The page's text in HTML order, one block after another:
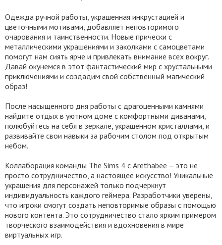
Одежда ручной работы, украшенная инкрустацией и
цветочными мотивами, добавляет неповторимого
очарования и таинственности. Новые прически с
металлическими украшениями и заколками с самоцветами
помогут нам сиять ярче и привлекать внимание всех вокруг.
Давай окунемся в этот фантастический мир с хрустальными
приключениями и создадим свой собственный магический
образ!
После насыщенного дня работы с драгоценными камнями
найдите отдых в уютном доме с комфортными диванами,
полюбуйтесь на себя в зеркале, украшенном кристаллами, и
развивайте свои навыки за рабочим столом под открытым
небом.
Коллаборация команды The Sims 4 с Arethabee – это не
просто сотрудничество, а настоящее искусство! Уникальные
украшения для персонажей только подчеркнут
индивидуальность каждого геймера. Разработчики уверены,
что игроки смогут создать неповторимые образы с помощью
нового контента. Это сотрудничество стало ярким примером
творческого взаимодействия и вдохновения в мире
виртуальных игр.